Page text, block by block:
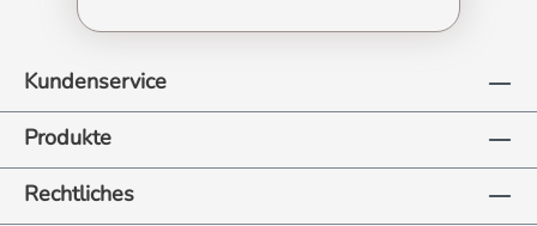
Kundenservice
Produkte
Rechtliches